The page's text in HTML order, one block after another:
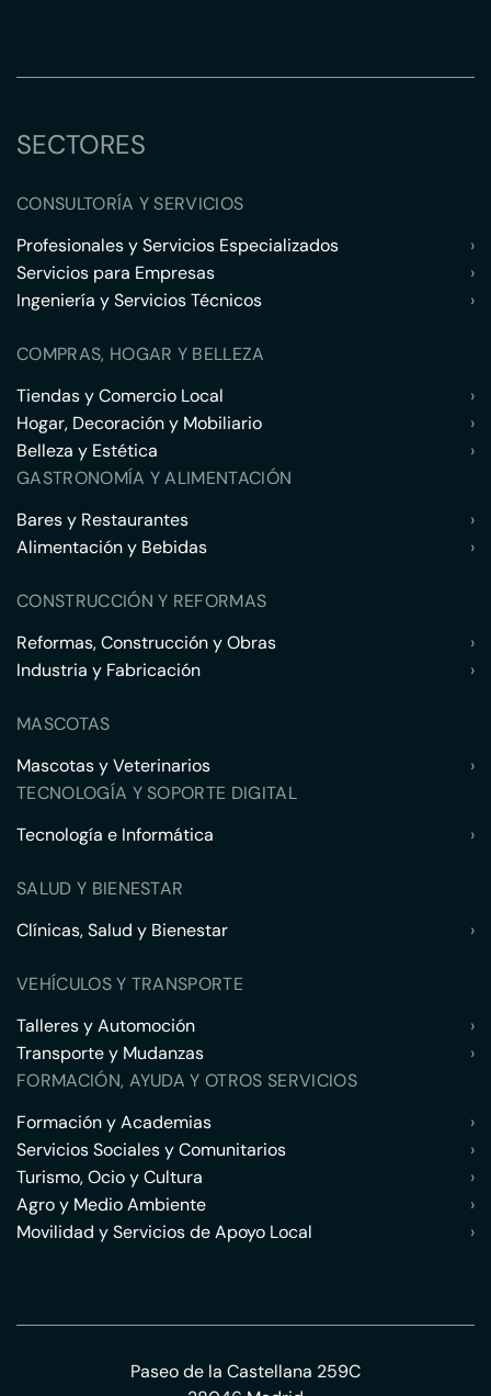
SECTORES
CONSULTORÍA Y SERVICIOS
Profesionales y Servicios Especializados
›
Servicios para Empresas
›
Ingeniería y Servicios Técnicos
›
COMPRAS, HOGAR Y BELLEZA
Tiendas y Comercio Local
›
Hogar, Decoración y Mobiliario
›
Belleza y Estética
›
GASTRONOMÍA Y ALIMENTACIÓN
Bares y Restaurantes
›
Alimentación y Bebidas
›
CONSTRUCCIÓN Y REFORMAS
Reformas, Construcción y Obras
›
Industria y Fabricación
›
MASCOTAS
Mascotas y Veterinarios
›
TECNOLOGÍA Y SOPORTE DIGITAL
Tecnología e Informática
›
SALUD Y BIENESTAR
Clínicas, Salud y Bienestar
›
VEHÍCULOS Y TRANSPORTE
Talleres y Automoción
›
Transporte y Mudanzas
›
FORMACIÓN, AYUDA Y OTROS SERVICIOS
Formación y Academias
›
Servicios Sociales y Comunitarios
›
Turismo, Ocio y Cultura
›
Agro y Medio Ambiente
›
Movilidad y Servicios de Apoyo Local
›
Paseo de la Castellana 259C